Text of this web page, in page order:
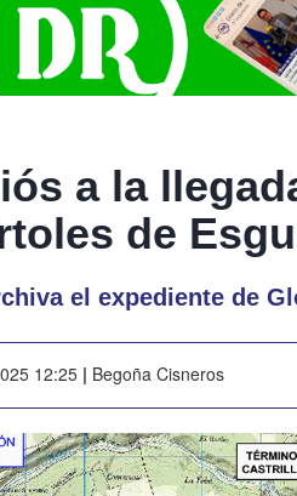
a la
de
el expediente de
12:25 | Begoña Cisneros